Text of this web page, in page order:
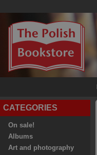
CATEGORIES
On sale!
Albums
Art and photography